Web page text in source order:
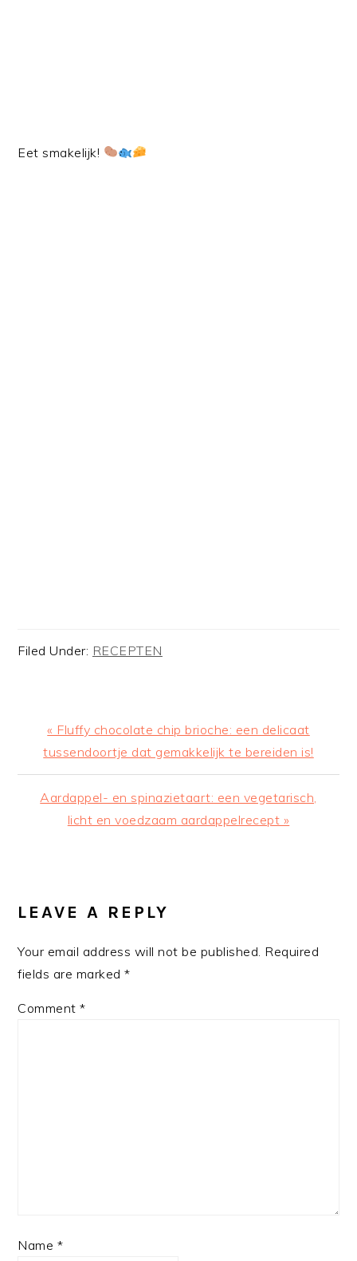
Eet smakelijk!
Filed Under: RECEPTEN
Previous
Post:
« Fluffy chocolate chip brioche: een delicaat
tussendoortje dat gemakkelijk te bereiden is!
Next
Post:
Aardappel- en spinazietaart: een vegetarisch,
licht en voedzaam aardappelrecept »
INTERACTIONS
LEAVE A REPLY
Your email address will not be published. Required
fields are marked*
Comment*
Name *